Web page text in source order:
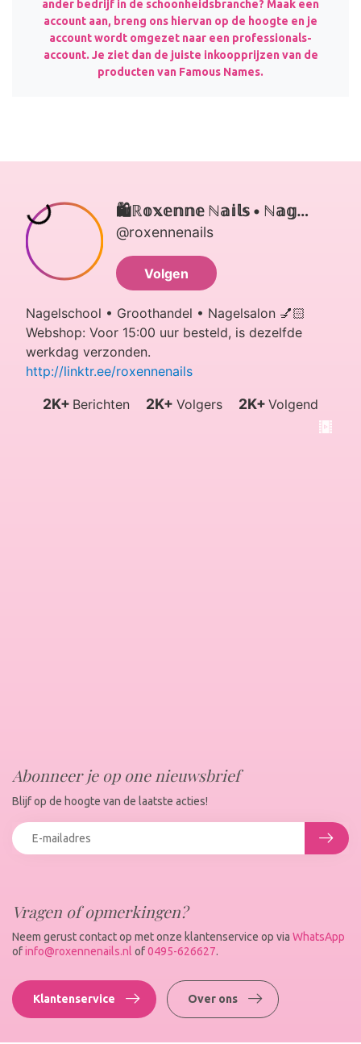
ander bedrijf in de schoonheidsbranche? Maak een
account aan, breng ons hiervan op de hoogte en je
account wordt omgezet naar een professionals-
account. Je ziet dan de juiste inkoopprijzen van de
producten van Famous Names.
Vragen of opmerkingen?
Neem gerust contact op met onze klantenservice op via WhatsApp
ofinfo@roxennenails.nl of0495-626627.
Klantenservice Over ons
Abonneer je op one nieuwsbrief
Blijf op de hoogte van de laatste acties!